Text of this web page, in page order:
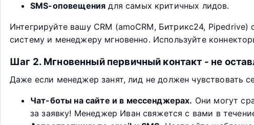
SMS-оповещения для самых критичных лидов.
Интегрируйте вашу CRM (amoCRM, Битрикс24,
систему и менеджеру мгновенно. Используйте
Шаг 2. Мгновенный первичный контакт - не
Даже если менеджер занят, лид не должен чувствовать
Чат-боты на сайте и в мессенджерах. Они могут
за заявку! Менеджер Иван свяжется с вами в